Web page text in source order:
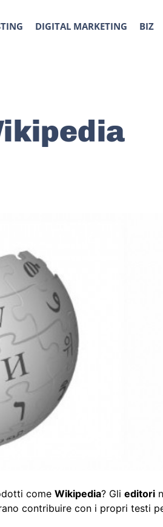
DIGITAL MARKETING BIZ
come Wikipedia? Gli editori
contribuire con i propri testi